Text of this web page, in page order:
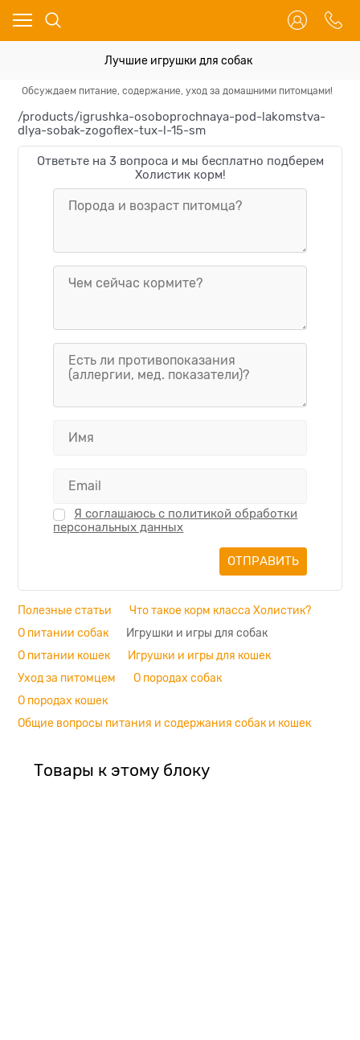
Лучшие игрушки для собак
Обсуждаем питание, содержание, уход за домашними питомцами!
/products/igrushka-osoboprochnaya-pod-lakomstva-
dlya-sobak-zogoflex-tux-l-15-sm
Ответьте на 3 вопроса и мы бесплатно подберем
Холистик корм!
Я соглашаюсь с политикой обработки
персональных данных
Полезные статьи
Что такое корм класса Холистик?
О питании собак
Игрушки и игры для собак
О питании кошек
Игрушки и игры для кошек
Уход за питомцем
О породах собак
О породах кошек
Общие вопросы питания и содержания собак и кошек
Товары к этому блоку